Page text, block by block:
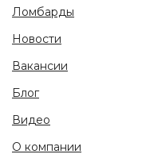
Ломбарды
Новости
Вакансии
Блог
Видео
О компании